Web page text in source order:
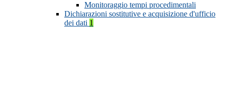
Monitoraggio tempi procedimentali
Dichiarazioni sostitutive e acquisizione d'ufficio
dei dati 1